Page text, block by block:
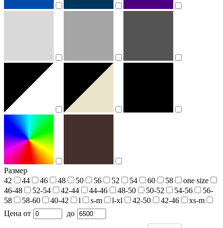
Размер
42
44 46 48 50 56 52 54 60 58
one size
46-48
52-54 42-44 44-46 48-50 50-52 54-56
56-
58
58-60 40-42 l s-m l-xl 42-50 42-46
xs-m
Цена от до